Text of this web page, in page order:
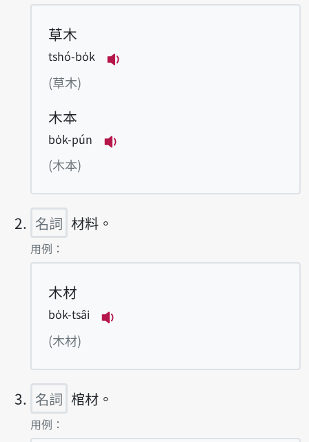
草木
tshó-bo̍k
(草木)
木本
bo̍k-pún
(木本)
名詞 材料。
第2項釋義的
用例：
木材
bo̍k-tsâi
(木材)
名詞 棺材。
第3項釋義的
用例：